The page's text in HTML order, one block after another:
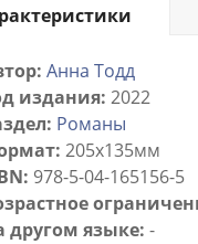
Анна Тодд
издания: 2022
Романы
205х135мм
978-5-04-165156-5
другом языке: -